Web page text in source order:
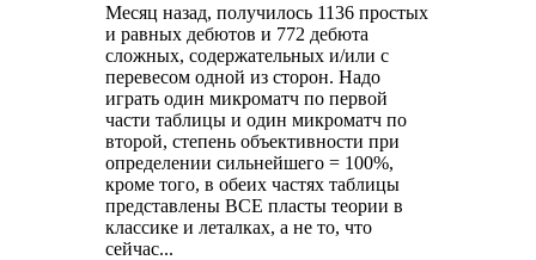
Месяц назад, получилось 1136 простых
и равных дебютов и 772 дебюта
сложных, содержательных и/или с
перевесом одной из сторон. Надо
играть один микроматч по первой
части таблицы и один микроматч по
второй, степень объективности при
определении сильнейшего = 100%,
кроме того, в обеих частях таблицы
представлены ВСЕ пласты теории в
классике и леталках, а не то, что
сейчас...